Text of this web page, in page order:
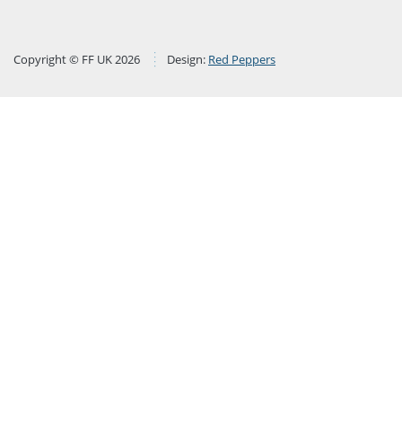
Copyright © FF UK 2026 Design: Red Peppers